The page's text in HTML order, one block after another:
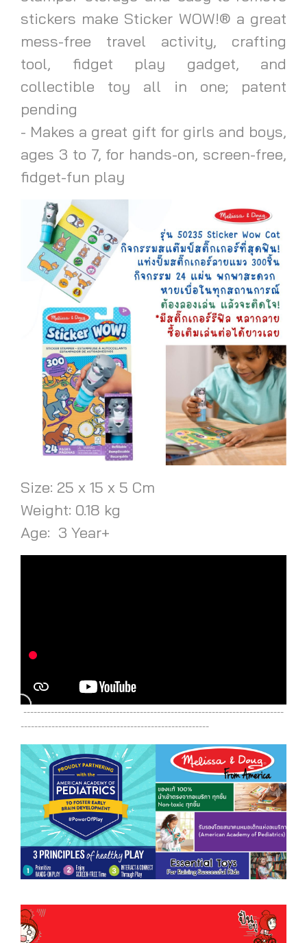
stickers make Sticker WOW!® a great
mess-free travel activity, crafting
tool, fidget play gadget, and
collectible toy all in one; patent
pending
- Makes a great gift for girls and boys,
ages 3 to 7, for hands-on, screen-free,
fidget-fun play
Size: 25 x 15 x 5 Cm
Weight: 0.18 kg
Age: 3 Year+
----------------------------------------------------------------------------
-------------------------------------------------------